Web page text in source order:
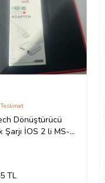
Dönüştürücü
Şarjı İOS 2 li MS-
TL